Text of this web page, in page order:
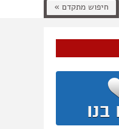
חיפוש מתקדם »